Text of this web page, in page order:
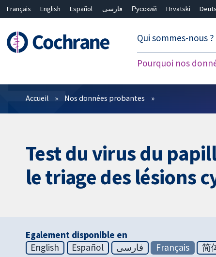
Français English Español فارسی Русский Hrvatski
Qui sommes-nous ?
Pourquoi nos
Filtres
Accueil Nos données probantes
Test du virus du
le triage des lésions
Egalement disponible en
English
Español فارسی Français 简